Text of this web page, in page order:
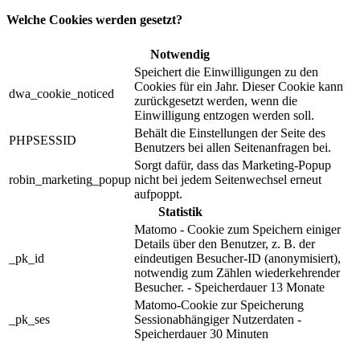
Welche Cookies werden gesetzt?
Notwendig
dwa_cookie_noticed
Speichert die Einwilligungen zu den
Cookies für ein Jahr. Dieser Cookie kann
zurückgesetzt werden, wenn die
Einwilligung entzogen werden soll.
PHPSESSID
Behält die Einstellungen der Seite des
Benutzers bei allen Seitenanfragen bei.
robin_marketing_popup
Sorgt dafür, dass das Marketing-Popup
nicht bei jedem Seitenwechsel erneut
aufpoppt.
Statistik
_pk_id
Matomo - Cookie zum Speichern einiger
Details über den Benutzer, z. B. der
eindeutigen Besucher-ID (anonymisiert),
notwendig zum Zählen wiederkehrender
Besucher. - Speicherdauer 13 Monate
_pk_ses
Matomo-Cookie zur Speicherung
Sessionabhängiger Nutzerdaten -
Speicherdauer 30 Minuten